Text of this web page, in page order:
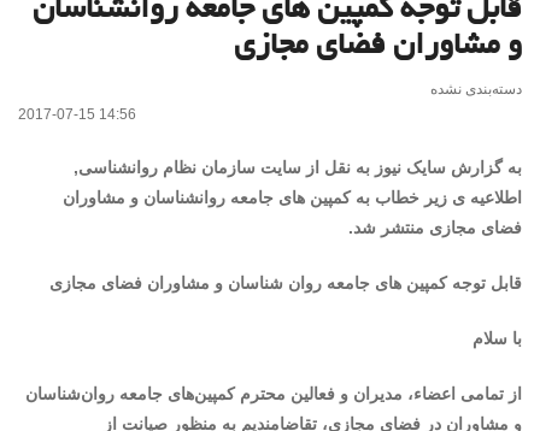
قابل توجه کمپین های جامعه روانشناسان
و مشاوران فضای مجازی
دسته‌بندی نشده
2017-07-15 14:56
به گزارش سایک نیوز به نقل از سایت سازمان نظام روانشناسی,
اطلاعیه ی زیر خطاب به کمپین های جامعه روانشناسان و مشاوران
فضای مجازی منتشر شد.
قابل توجه کمپین های جامعه روان شناسان و مشاوران فضای مجازی
با سلام
از تمامی اعضاء، مدیران و فعالین محترم کمپین‌های جامعه روان‌شناسان
و مشاوران در فضای مجازی، تقاضامندیم به منظور صیانت از